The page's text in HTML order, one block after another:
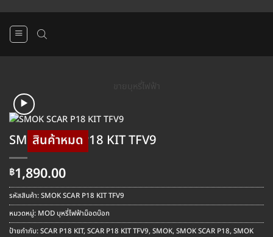
SMOK SCAR P18 KIT TFV9
฿1,890.00
รหัสสินค้า:SMOK SCAR P18 KIT TFV9
หมวดหมู่: MOD บุหรี่ไฟฟ้าม็อดบ๊อก
ป้ายกำกับ:SCAR P18 KIT, SCAR P18 KIT TFV9, SMOK, SMOK SCAR P18, SMOK